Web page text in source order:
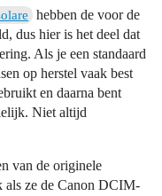
hebben de voor de
dus hier is het deel dat
Als je een standaard
op herstel vaak best
en daarna bent
Niet altijd
van de originele
als ze de Canon DCIM-